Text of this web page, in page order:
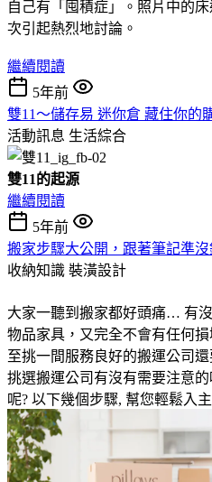
自己有「囤積症」。照片中的
次引起熱烈地討論。
繼續閱讀
5年前
雙11～儲存易 迷你倉 藏住你的
活動訊息 生活綜合
雙11的起源
繼續閱讀
5年前
搬家步驟大公開，跟著筆記準沒
收納知識 裝潢設計
大家一聽到搬家都好頭痛… 有
物品家具，又完全不會有任何
至挑一間服務良好的搬運公司還
挑選搬運公司有沒有需要注意
呢? 以下幾個步驟, 幫您輕鬆入主